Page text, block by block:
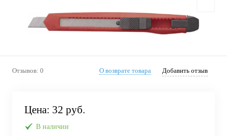
Отзывов: 0 О возврате товара Добавить отзыв
Цена: 32 руб.
В наличии